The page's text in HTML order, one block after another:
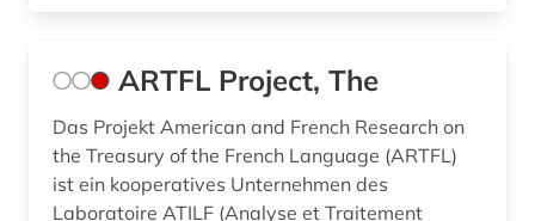
italienische kunstgeschichte (1)
japan (1)
japanisch (3)
ARTFL Project, The
Das Projekt American and French Research on
the Treasury of the French Language (ARTFL)
ist ein kooperatives Unternehmen des
Laboratoire ATILF (Analyse et Traitement